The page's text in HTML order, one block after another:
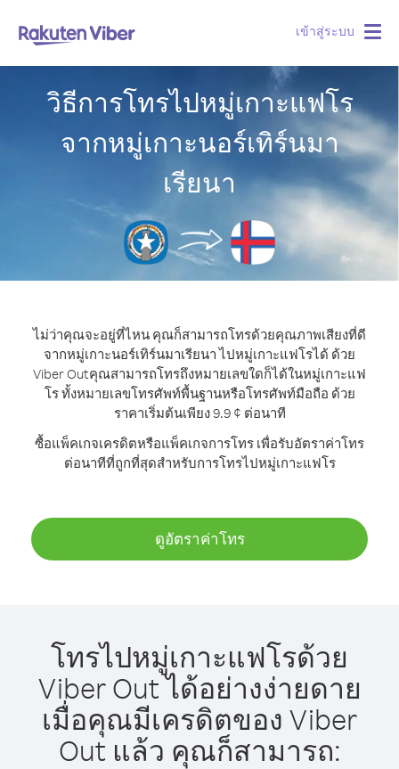
เข้าสู่ระบบ
วิธีการโทรไปหมู่เกาะแฟโร
จากหมู่เกาะนอร์เทิร์นมา
เรียนา
ไม่ว่าคุณจะอยู่ที่ไหน คุณก็สามารถโทรด้วยคุณภาพเสียงที่ดี
จากหมู่เกาะนอร์เทิร์นมาเรียนา ไปหมู่เกาะแฟโรได้ ด้วย
Viber Outคุณสามารถโทรถึงหมายเลขใดก็ได้ในหมู่เกาะแฟ
โร ทั้งหมายเลขโทรศัพท์พื้นฐานหรือโทรศัพท์มือถือ ด้วย
ราคาเริ่มต้นเพียง 9.9 ¢ ต่อนาที
ซื้อแพ็คเกจเครดิตหรือแพ็คเกจการโทร เพื่อรับอัตราค่าโทร
ต่อนาทีที่ถูกที่สุดสำหรับการโทรไปหมู่เกาะแฟโร
ดูอัตราค่าโทร
โทรไปหมู่เกาะแฟโรด้วย
Viber Out ได้อย่างง่ายดาย
เมื่อคุณมีเครดิตของ Viber
Out แล้ว คุณก็สามารถ: